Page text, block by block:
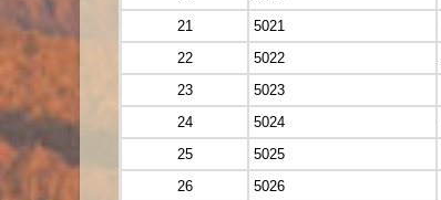
21
5021
22
5022
23
5023
24
5024
25
5025
26
5026